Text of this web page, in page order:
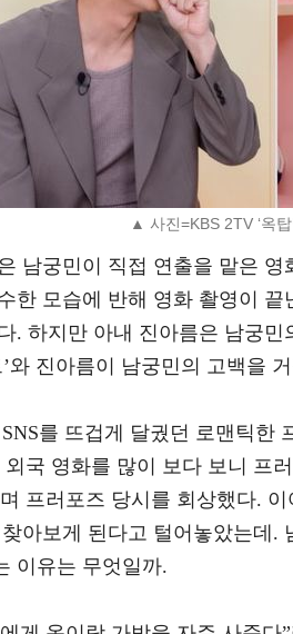
▲ 사진=KBS 2TV ‘옥
남궁민이 직접 연출을 맡은
한 모습에 반해 영화 촬영이
. 하지만 아내 진아름은 남궁
’와 진아름이 남궁민의 고백을
를 뜨겁게 달궜던 로맨틱한
외국 영화를 많이 보다 보니 프
프러포즈 당시를 회상했다.
아보게 된다고 털어놓았는데.
이유는 무엇일까.